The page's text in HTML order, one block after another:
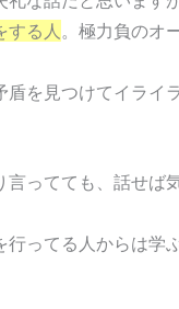
する人 。極力負のオ
盾を見つけてイライ
ってても、話せば
ってる人からは学